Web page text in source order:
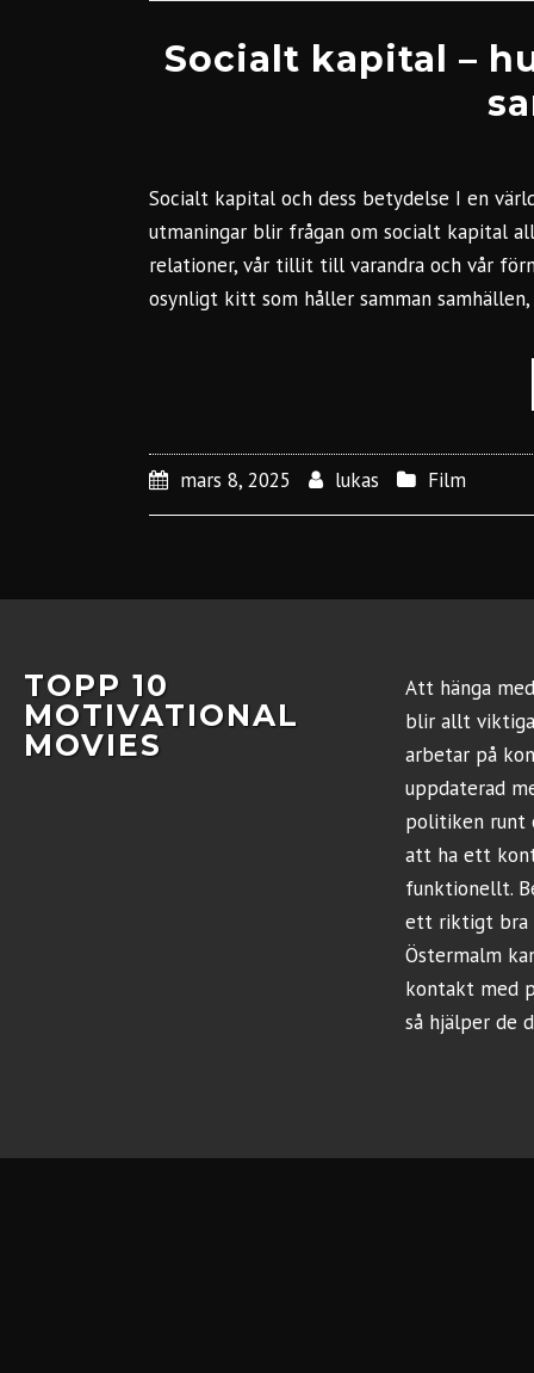
Socialt kapital –
Socialt kapital och dess betydelse I en
utmaningar blir frågan om socialt kapital
relationer, vår tillit till varandra och vår
osynligt kitt som håller samman
mars 8, 2025 lukas Film
TOPP 10
MOTIVATIONAL
MOVIES
Att hänga
blir allt
arbetar på
uppdaterad
politiken runt
att ha ett
funktionellt.
ett riktigt bra
Östermalm
kontakt med
så hjälper de